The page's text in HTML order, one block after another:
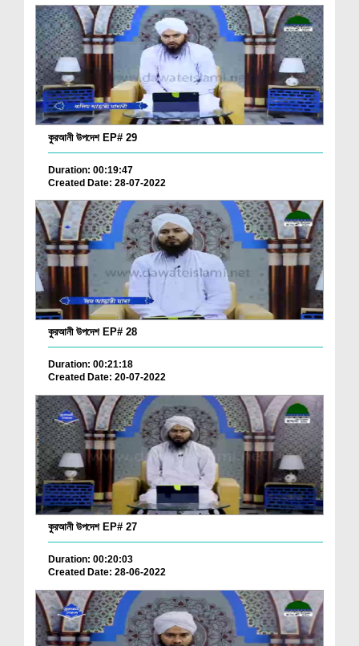
কুরআনী উপদেশ EP# 29
Duration: 00:19:47
Created Date: 28-07-2022
কুরআনী উপদেশ EP# 28
Duration: 00:21:18
Created Date: 20-07-2022
কুরআনী উপদেশ EP# 27
Duration: 00:20:03
Created Date: 28-06-2022